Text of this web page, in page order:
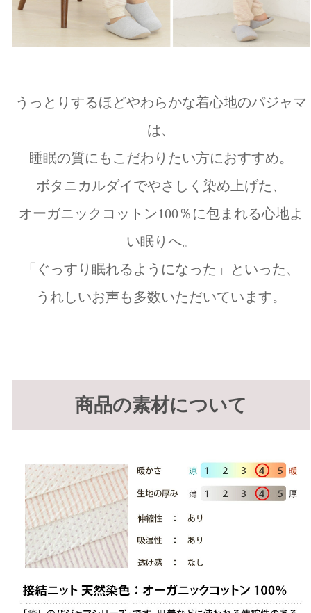
うっとりするほどやわらかな着心地のパジャマ
は、
睡眠の質にもこだわりたい方におすすめ。
ボタニカルダイでやさしく染め上げた、
オーガニックコットン100％に包まれる心地よ
い眠りへ。
「ぐっすり眠れるようになった」といった、
うれしいお声も多数いただいています。
商品の素材について